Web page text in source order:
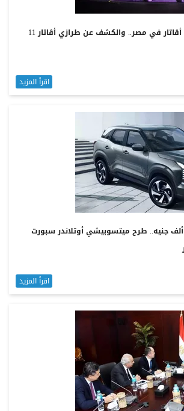
رسميًا.. إطلاق علامة أڤاتار في مصر.. والكشف عن طرازي أڤاتار 11
اقرأ المزيد
تبدأ من مليون و375 ألف جنيه.. طرح ميتسوبيشي أوتلاندر سبورت
اقرأ المزيد